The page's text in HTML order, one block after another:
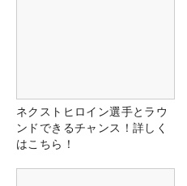
ネクストヒロイン選手とラウ
ンドできるチャンス！詳しく
はこちら！